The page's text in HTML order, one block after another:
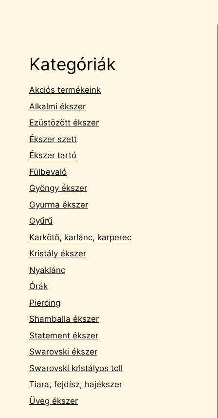
Kategóriák
Akciós termékeink
Alkalmi ékszer
Ezüstözött ékszer
Ékszer szett
Ékszer tartó
Fülbevaló
Gyöngy ékszer
Gyurma ékszer
Gyűrű
Karkötő, karlánc, karperec
Kristály ékszer
Nyaklánc
Órák
Piercing
Shamballa ékszer
Statement ékszer
Swarovski ékszer
Swarovski kristályos toll
Tiara, fejdísz, hajékszer
Üveg ékszer